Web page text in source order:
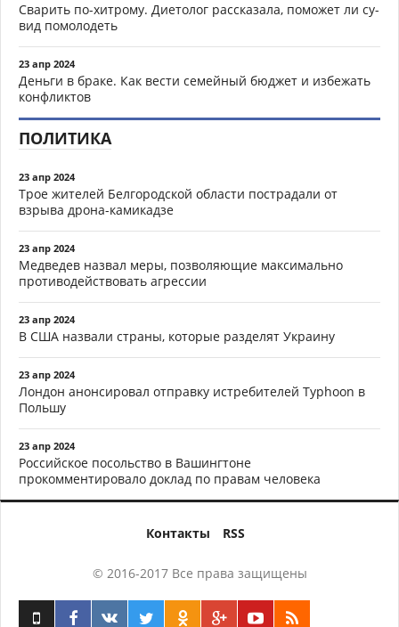
Сварить по-хитрому. Диетолог рассказала, поможет ли су-
вид помолодеть
23 апр 2024
Деньги в браке. Как вести семейный бюджет и избежать
конфликтов
ПОЛИТИКА
23 апр 2024
Трое жителей Белгородской области пострадали от
взрыва дрона-камикадзе
23 апр 2024
Медведев назвал меры, позволяющие максимально
противодействовать агрессии
23 апр 2024
В США назвали страны, которые разделят Украину
23 апр 2024
Лондон анонсировал отправку истребителей Typhoon в
Польшу
23 апр 2024
Российское посольство в Вашингтоне
прокомментировало доклад по правам человека
Контакты RSS
© 2016-2017 Все права защищены